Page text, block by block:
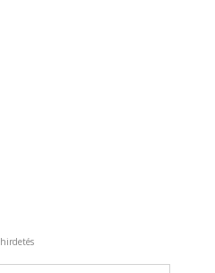
hirdetés